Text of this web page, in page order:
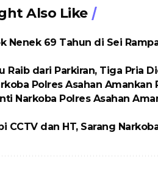
Also Like
Nenek 69 Tahun di Sei
Raib dari Parkiran, Tiga Pria
Polres Asahan Amankan
Narkoba Polres Asahan
CCTV dan HT, Sarang